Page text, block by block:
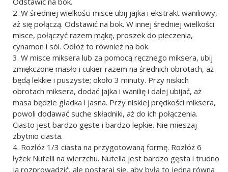
W średniej wielkości misce ubij jajka i ekstrakt waniliowy,
aż się połączą. Odstawić na bok. W innej średniej wielkości
misce, połączyć razem mąkę, proszek do pieczenia,
cynamon i sól. Odłóż to również na bok.
W misce miksera lub za pomocą ręcznego miksera, ubij
zmiękczone masło i cukier razem na średnich obrotach, aż
będą lekkie i puszyste; około 3 minuty. Przy niskich
obrotach miksera, dodać jajka i wanilię i dalej ubijać, aż
masa będzie gładka i jasna. Przy niskiej prędkości miksera,
powoli dodawać suche składniki, aż do ich połączenia.
Ciasto jest bardzo gęste i bardzo lepkie. Nie mieszaj
zbytnio ciasta.
Rozłóż 1/3 ciasta na przygotowaną formę. Rozłóż 6
łyżek Nutelli na wierzchu. Nutella jest bardzo gęsta i trudno
ją rozprowadzić, ale postaraj się, aby była to jedna równa